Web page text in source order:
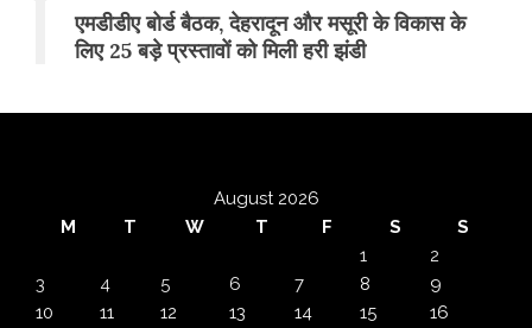
एमडीडीए बोर्ड बैठक, देहरादून और मसूरी के विकास के
लिए 25 बड़े प्रस्तावों को मिली हरी झंडी
August 2026
M
T W T F S
S
1
2
3
4 5 6 7 8
9
10
11 12 13 14 15
16